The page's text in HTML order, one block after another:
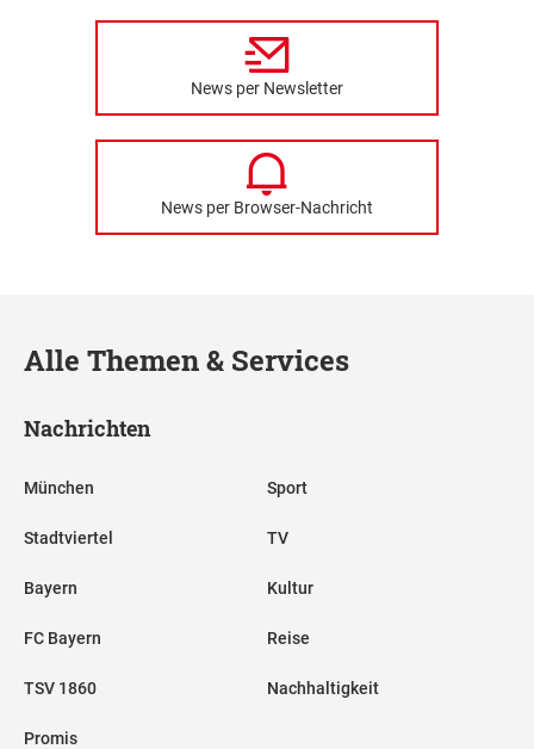
News per Newsletter
News per Browser-Nachricht
Alle Themen & Services
Nachrichten
München
Stadtviertel
Bayern
FC Bayern
TSV 1860
Promis
Sport
TV
Kultur
Reise
Nachhaltigkeit